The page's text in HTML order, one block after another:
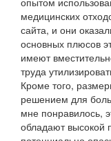
медицинских
сайта, и они
основных плюсов
имеют
труда
Кроме того,
решением для
мне понравилось,
обладают высокой